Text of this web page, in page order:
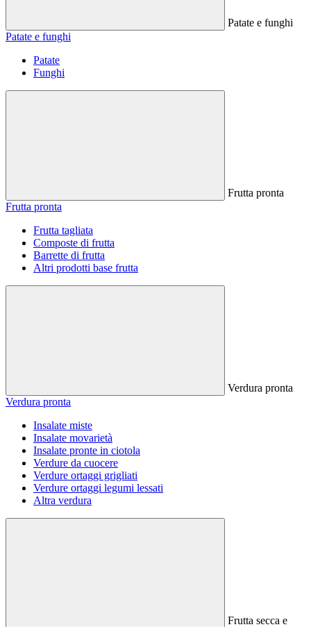
Patate e funghi
Patate e funghi
Patate
Funghi
Frutta pronta
Frutta pronta
Frutta tagliata
Composte di frutta
Barrette di frutta
Altri prodotti base frutta
Verdura pronta
Verdura pronta
Insalate miste
Insalate movarietà
Insalate pronte in ciotola
Verdure da cuocere
Verdure ortaggi grigliati
Verdure ortaggi legumi lessati
Altra verdura
Frutta secca e